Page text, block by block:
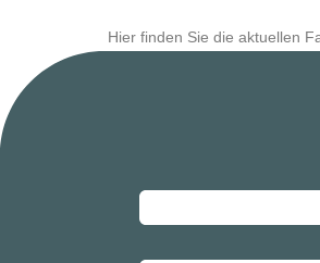
Hier finden Sie die aktuellen